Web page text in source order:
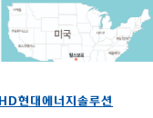
HD현대에너지솔루션